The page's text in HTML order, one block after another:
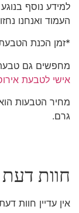
למידע נוסף
העמוד ואנחנו
*זמן הכנת הטבעת הוא 3-5
מחפשים גם טבעת
אישי לטבעת
גרם.
חוות דעת
אין עדיין חוות